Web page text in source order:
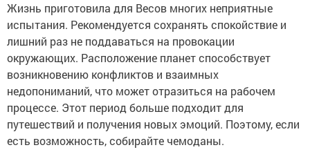
Жизнь приготовила для Весов многих неприятные
испытания. Рекомендуется сохранять спокойствие и
лишний раз не поддаваться на провокации
окружающих. Расположение планет способствует
возникновению конфликтов и взаимных
недопониманий, что может отразиться на рабочем
процессе. Этот период больше подходит для
путешествий и получения новых эмоций. Поэтому, если
есть возможность, собирайте чемоданы.